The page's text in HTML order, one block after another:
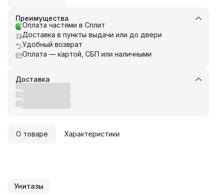
Преимущества
Оплата частями в Сплит
Доставка в пункты выдачи или до двери
Удобный возврат
Оплата — картой, СБП или наличными
Доставка
О товаре Характеристики
Унитазы